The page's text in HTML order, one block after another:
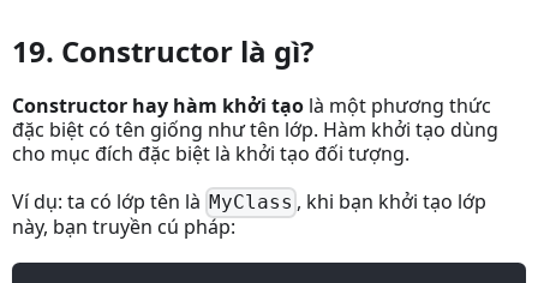
19. Constructor là gì?
Constructor hay hàm khởi tạo là một phương thức
đặc biệt có tên giống như tên lớp. Hàm khởi tạo dùng
cho mục đích đặc biệt là khởi tạo đối tượng.
Ví dụ: ta có lớp tên là MyClass , khi bạn khởi tạo lớp
này, bạn truyền cú pháp: